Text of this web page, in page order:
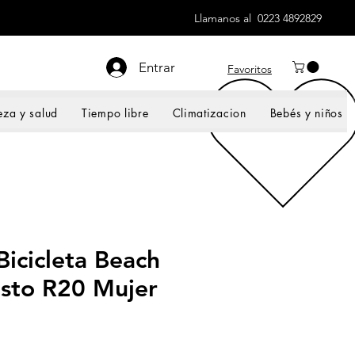
Llamanos al 0223 4892829
Entrar Favoritos
y salud Tiempo libre Climatizacion Bebés y niños
Beach
R20 Mujer